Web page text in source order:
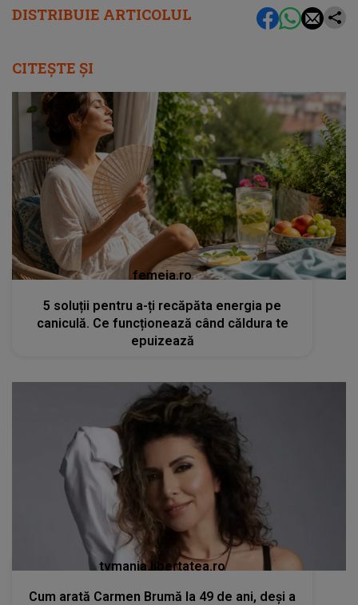
DISTRIBUIE ARTICOLUL
CITEȘTE ȘI
femeia.ro
5 soluții pentru a-ți recăpăta energia pe
caniculă. Ce funcționează când căldura te
epuizează
tvmania.libertatea.ro
Cum arată Carmen Brumă la 49 de ani, deși a